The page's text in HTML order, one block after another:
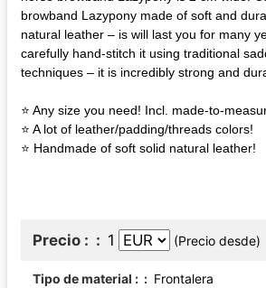
browband Lazypony made of soft and
natural leather – is will last you for many
carefully hand-stitch it using traditional
techniques – it is incredibly strong and
⭐ Any size you need! Incl. made-to-
⭐ A lot of leather/padding/threads colors!
⭐ Handmade of soft solid natural leather!
Precio : 1 (Precio desde)
Tipo de material : Frontalera